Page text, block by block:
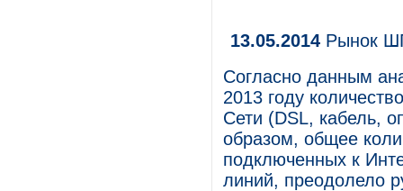
13.05.2014 Рынок
Согласно данным
2013 году
Сети (DSL, кабель,
образом, общее
подключенных к
линий, преодолело